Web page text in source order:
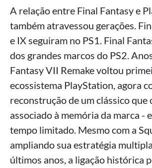
A relação entre Final Fantasy e
também atravessou gerações.
e IX seguiram no PS1. Final
dos grandes marcos do PS2.
Fantasy VII Remake voltou
ecossistema PlayStation, agora
reconstrução de um clássico que
associado à memória da marca -
tempo limitado. Mesmo com a
ampliando sua estratégia
últimos anos, a ligação histórica